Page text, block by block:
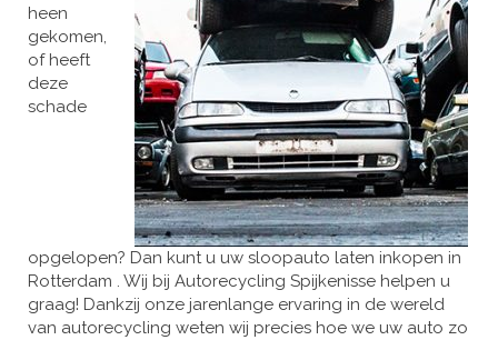
heen
gekomen,
of heeft
deze
schade
opgelopen? Dan kunt u uw sloopauto laten inkopen in
Rotterdam . Wij bij Autorecycling Spijkenisse helpen u
graag! Dankzij onze jarenlange ervaring in de wereld
van autorecycling weten wij precies hoe we uw auto zo